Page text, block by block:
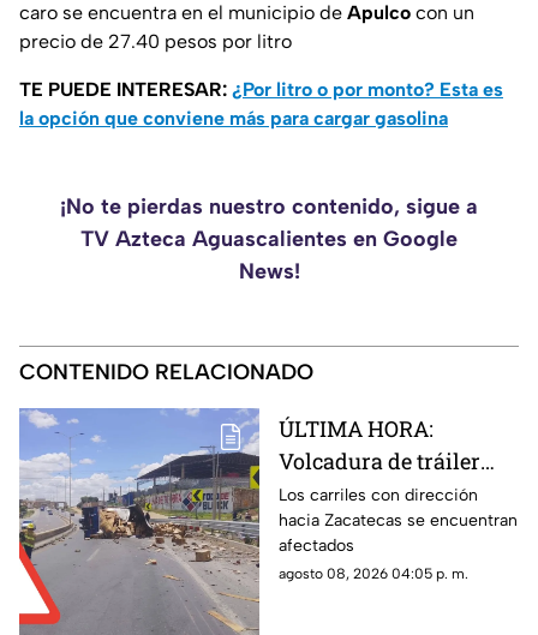
caro se encuentra en el municipio de Apulco con un
precio de 27.40 pesos por litro
TE PUEDE INTERESAR: ¿Por litro o por monto? Esta es
la opción que conviene más para cargar gasolina
¡No te pierdas nuestro contenido, sigue a
TV Azteca Aguascalientes en Google
News!
CONTENIDO RELACIONADO
ÚLTIMA HORA:
Volcadura de tráiler
con envases de cerveza
en Tránsito Pesado;
circulación afectada
Los carriles con dirección
hacia Zacatecas se encuentran
afectados
agosto 08, 2026 04:05 p. m.